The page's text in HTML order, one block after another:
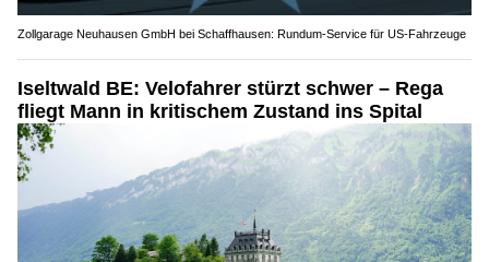
Zollgarage Neuhausen GmbH bei Schaffhausen: Rundum-Service für US-Fahrzeuge
Iseltwald BE: Velofahrer stürzt schwer – Rega
fliegt Mann in kritischem Zustand ins Spital